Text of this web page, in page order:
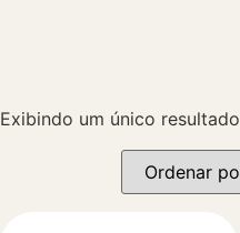
Exibindo um único resultado